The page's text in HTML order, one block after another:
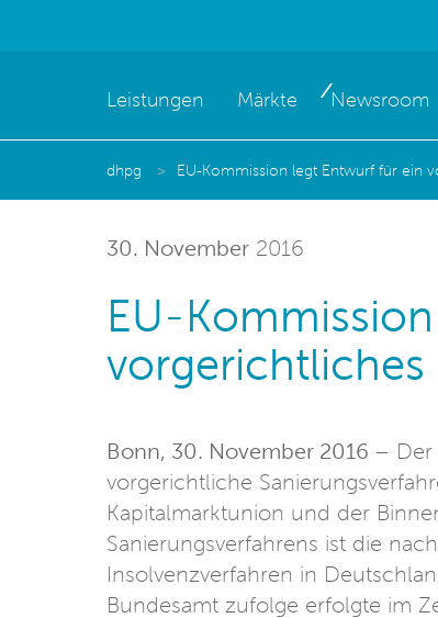
Leistungen Märkte Newsroom
dhpg EU-Kommission legt Entwurf für ein
30. November 2016
EU-
vorgerichtliches
Bonn, 30. November 2016 –
vorgerichtliche
Kapitalmarktunion und der
Sanierungsverfahrens ist die
Insolvenzverfahren in
Bundesamt zufolge erfolgte im